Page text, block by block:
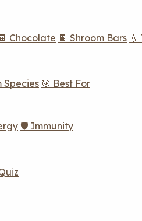
🍫 Chocolate 🍫 Shroom Bars
Species 🎯 Best For
🛡️ Immunity